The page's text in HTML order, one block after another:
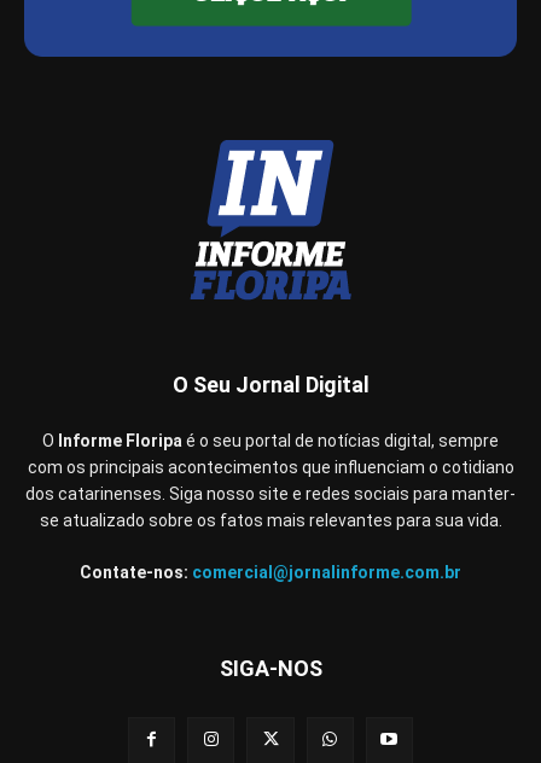
O Seu Jornal Digital
O Informe Floripaé o seu portal de notícias digital, sempre
com os principais acontecimentos que influenciam o cotidiano
dos catarinenses. Siga nosso site e redes sociais para manter-
se atualizado sobre os fatos mais relevantes para sua vida.
Contate-nos: comercial@jornalinforme.com.br
SIGA-NOS